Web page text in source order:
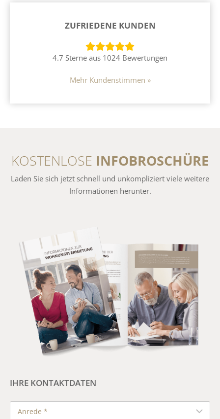
ZUFRIEDENE KUNDEN
4.7 Sterne aus 1024 Bewertungen
Mehr Kundenstimmen »
KOSTENLOSE INFOBROSCHÜRE
Laden Sie sich jetzt schnell und unkompliziert viele weitere
Informationen herunter.
IHRE KONTAKTDATEN